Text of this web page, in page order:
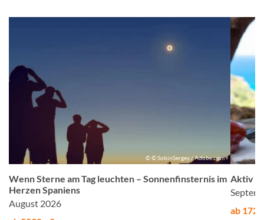
© © SobinSergey / Adobe.com
Wenn Sterne am Tag leuchten – Sonnenfinsternis im
Herzen Spaniens
August 2026
Aktiv &
ab